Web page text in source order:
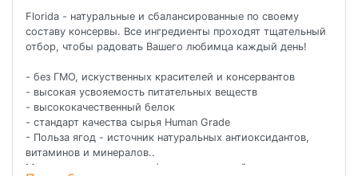
Florida - натуральные и сбалансированные по своему
составу консервы. Все ингредиенты проходят тщательный
отбор, чтобы радовать Вашего любимца каждый день!
- без ГМО, искуственных красителей и консервантов
- высокая усвояемость питательных веществ
- высококачественный белок
- стандарт качества сырья Human Grade
- Польза ягод - источник натуральных антиоксидантов,
витаминов и минералов..
Мясо и его производные (в т.ч. мясо индейки не менее